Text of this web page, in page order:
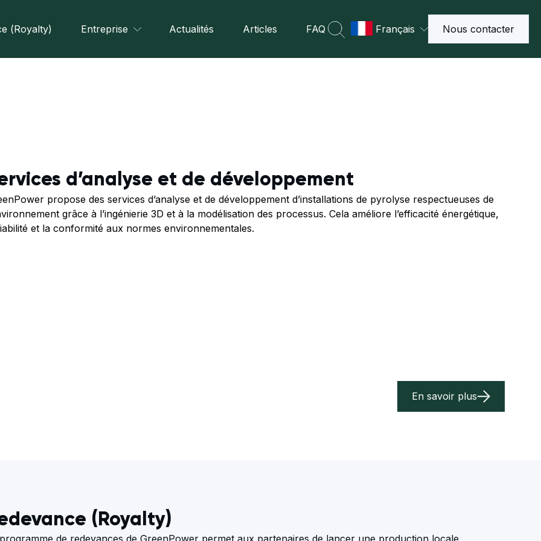
(Royalty) Entreprise Actualités Articles FAQ Français Nous contacter
d’analyse et de développement
propose des services d’analyse et de développement d’installations de pyrolyse respectueuses de
grâce à l’ingénierie 3D et à la modélisation des processus. Cela améliore l’efficacité énergétique,
et la conformité aux normes environnementales.
En savoir plus
(Royalty)
de redevances de GreenPower permet aux partenaires de lancer une production locale